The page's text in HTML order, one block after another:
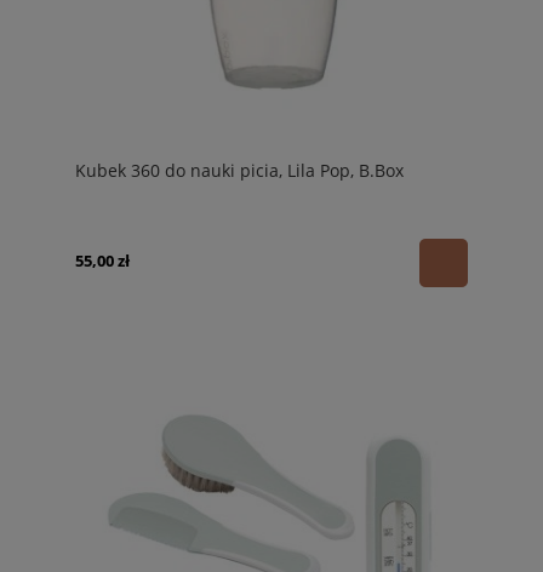
Kubek 360 do nauki picia, Lila Pop, B.Box
55,00 zł